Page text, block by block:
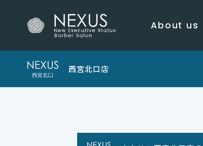
About us
西宮北口店